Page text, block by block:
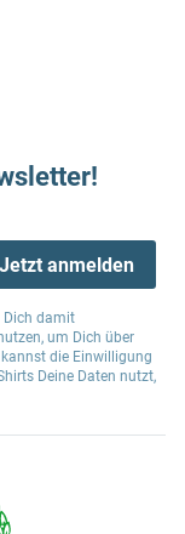
Jetzt anmelden
Dich damit
um Dich über
die Einwilligung
Deine Daten nutzt,